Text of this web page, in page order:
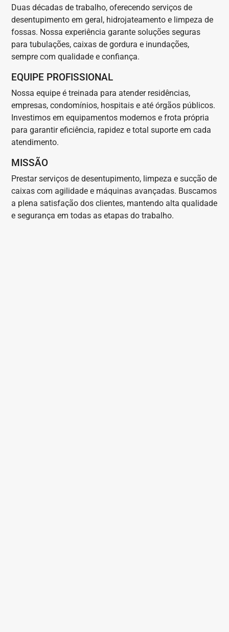
Duas décadas de trabalho, oferecendo serviços de
desentupimento em geral, hidrojateamento e limpeza de
fossas. Nossa experiência garante soluções seguras
para tubulações, caixas de gordura e inundações,
sempre com qualidade e confiança.
EQUIPE PROFISSIONAL
Nossa equipe é treinada para atender residências,
empresas, condomínios, hospitais e até órgãos públicos.
Investimos em equipamentos modernos e frota própria
para garantir eficiência, rapidez e total suporte em cada
atendimento.
MISSÃO
Prestar serviços de desentupimento, limpeza e sucção de
caixas com agilidade e máquinas avançadas. Buscamos
a plena satisfação dos clientes, mantendo alta qualidade
e segurança em todas as etapas do trabalho.